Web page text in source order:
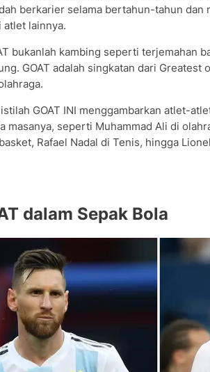
berkarier selama bertahun-tahun dan
atlet lainnya.
bukanlah kambing seperti terjemahan
GOAT adalah singkatan dari
GOAT INI menggambarkan atlet-
masanya, seperti Muhammad Ali di
Rafael Nadal di Tenis, hingga
dalam Sepak Bola